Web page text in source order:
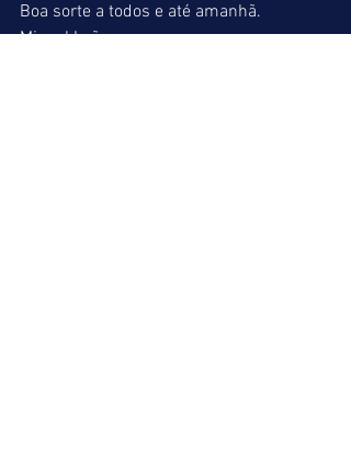
Boa sorte a todos e até amanhã.
Miguel Leão